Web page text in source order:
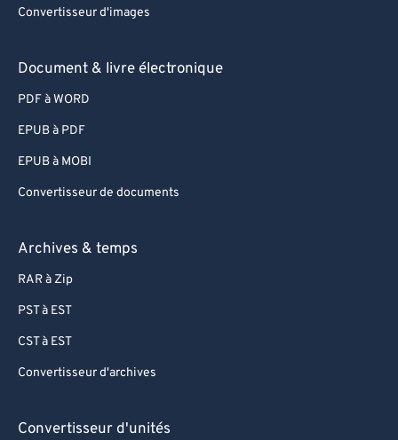
Convertisseur d'images
Document & livre électronique
PDF à WORD
EPUB à PDF
EPUB à MOBI
Convertisseur de documents
Archives & temps
RAR à Zip
PST à EST
CST à EST
Convertisseur d'archives
Convertisseur d'unités